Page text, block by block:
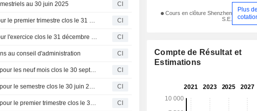
au 30 juin 2025 CI
UTour Group Co., Ltd. publie ses résultats pour le premier trimestre clos le 31 mars 2025 CI
UTour Group Co., Ltd. publie ses résultats pour l'exercice clos le 31 décembre 2024 CI
au conseil d'administration CI
Le Groupe UTour Co. présente ses résultats pour les neuf mois clos le 30 septembre 2024 CI
Le Groupe UTour Co. présente ses résultats pour le semestre clos le 30 juin 2024 CI
Le Groupe UTour Co. annonce ses résultats pour le premier trimestre clos le 31 mars 2024 CI
Cours en clôture Shenzhen
S.E.
Plus de
Compte de Résultat et
Estimations